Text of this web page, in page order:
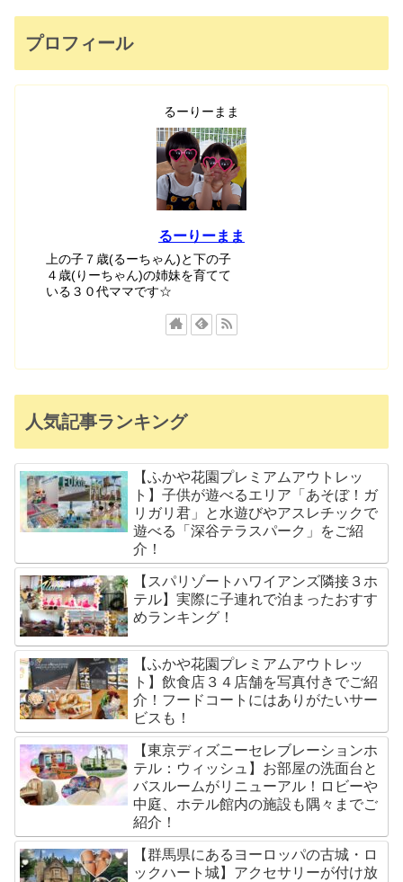
プロフィール
るーりーまま
るーりーまま
上の子７歳(るーちゃん)と下の子
４歳(りーちゃん)の姉妹を育てて
いる３０代ママです☆
人気記事ランキング
【ふかや花園プレミアムアウトレッ
ト】子供が遊べるエリア「あそぼ！ガ
リガリ君」と水遊びやアスレチックで
遊べる「深谷テラスパーク」をご紹
介！
【スパリゾートハワイアンズ隣接３ホ
テル】実際に子連れで泊まったおすす
めランキング！
【ふかや花園プレミアムアウトレッ
ト】飲食店３４店舗を写真付きでご紹
介！フードコートにはありがたいサー
ビスも！
【東京ディズニーセレブレーションホ
テル：ウィッシュ】お部屋の洗面台と
バスルームがリニューアル！ロビーや
中庭、ホテル館内の施設も隅々までご
紹介！
【群馬県にあるヨーロッパの古城・ロ
ックハート城】アクセサリーが付け放